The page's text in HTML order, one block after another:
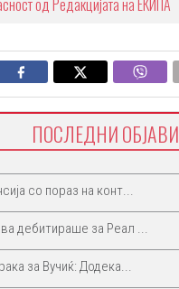
од Редакцијата на ЕКИПА
ПОСЛЕДНИ ОБЈАВИ
со пораз на конт...
дебитираше за Реал ...
за Вучиќ: Додека...